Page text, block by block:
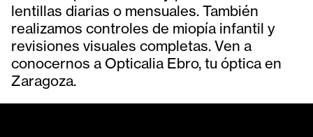
lentillas diarias o mensuales. También
realizamos controles de miopía infantil y
revisiones visuales completas. Ven a
conocernos a Opticalia Ebro, tu óptica en
Zaragoza.